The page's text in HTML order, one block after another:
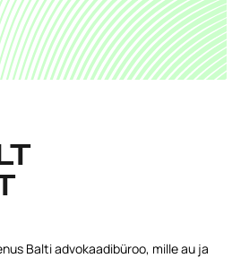
Balti advokaadibüroo, mille au ja